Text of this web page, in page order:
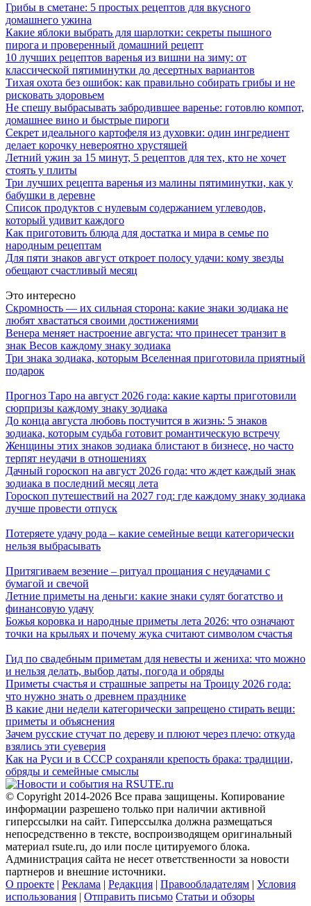
Грибы в сметане: 5 простых рецептов для вкусного
домашнего ужина
Какие яблоки выбрать для шарлотки: секреты пышного
пирога и проверенный домашний рецепт
10 лучших рецептов варенья из вишни на зиму: от
классической пятиминутки до десертных вариантов
Тихая охота без ошибок: как правильно собирать грибы и не
рисковать здоровьем
Не спешу выбрасывать забродившее варенье: готовлю компот,
домашнее вино и быстрые пироги
Секрет идеального картофеля из духовки: один ингредиент
делает корочку невероятно хрустящей
Летний ужин за 15 минут, 5 рецептов для тех, кто не хочет
стоять у плиты
Три лучших рецепта варенья из малины пятиминутки, как у
бабушки в деревне
Список продуктов с нулевым содержанием углеводов,
который удивит каждого
Как приготовить блюда для достатка и мира в семье по
народным рецептам
Для пяти знаков август откроет полосу удачи: кому звезды
обещают счастливый месяц
Это интересно
Скромность — их сильная сторона: какие знаки зодиака не
любят хвастаться своими достижениями
Венера меняет настроение августа: что принесет транзит в
знак Весов каждому знаку зодиака
Три знака зодиака, которым Вселенная приготовила приятный
подарок
Прогноз Таро на август 2026 года: какие карты приготовили
сюрпризы каждому знаку зодиака
До конца августа любовь постучится в жизнь: 5 знаков
зодиака, которым судьба готовит романтическую встречу
Женщины этих знаков зодиака блистают в бизнесе, но часто
терпят неудачи в отношениях
Дачный гороскоп на август 2026 года: что ждет каждый знак
зодиака в последний месяц лета
Гороскоп путешествий на 2027 год: где каждому знаку зодиака
лучше провести отпуск
Потеряете удачу рода – какие семейные вещи категорически
нельзя выбрасывать
Притягиваем везение – ритуал прощания с неудачами с
бумагой и свечой
Летние приметы на деньги: какие знаки сулят богатство и
финансовую удачу
Божья коровка и народные приметы лета 2026: что означают
точки на крыльях и почему жука считают символом счастья
Гид по свадебным приметам для невесты и жениха: что можно
и нельзя делать, выбор даты, погода и обряды
Приметы счастья и страшные запреты на Троицу 2026 года:
что нужно знать о древнем празднике
В какие дни недели категорически запрещено стирать вещи:
приметы и объяснения
Зачем русские стучат по дереву и плюют через плечо: откуда
взялись эти суеверия
Как на Руси и в СССР сохраняли крепость брака: традиции,
обряды и семейные смыслы
© Copyright 2014-2026 Все права защищены. Копирование
информации разрешено только при наличии активной
гиперссылки на сайт. Гиперссылка должна размещаться
непосредственно в тексте, воспроизводящем оригинальный
материал rsute.ru, до или после цитируемого блока.
Администрация сайта не несет ответственности за новости
партнеров и внешние источники.
О проекте | Реклама | Редакция | Правообладателям | Условия
использования | Отправить письмо Статьи и обзоры